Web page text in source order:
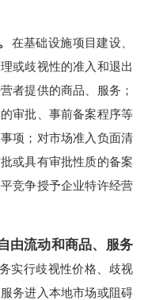
在基础设施项目建设、
或歧视性的准入和退出
者提供的商品、服务；
审批、事前备案程序等
项；对市场准入负面清
或具有审批性质的备案
竞争授予企业特许经营
由流动和商品、服务
实行歧视性价格、歧视
务进入本地市场或阻碍